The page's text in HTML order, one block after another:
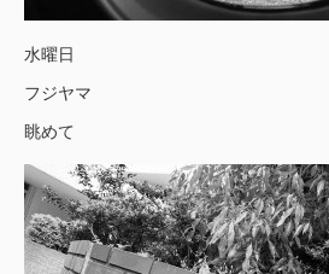
水曜日
フジヤマ
眺めて